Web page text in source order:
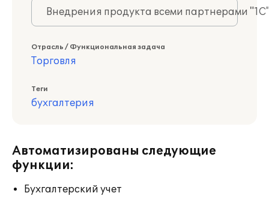
Внедрения продукта всеми партнерами
Отрасль / Функциональная задача
Торговля
Теги
бухгалтерия
Автоматизированы следующие
функции:
Бухгалтерский учет